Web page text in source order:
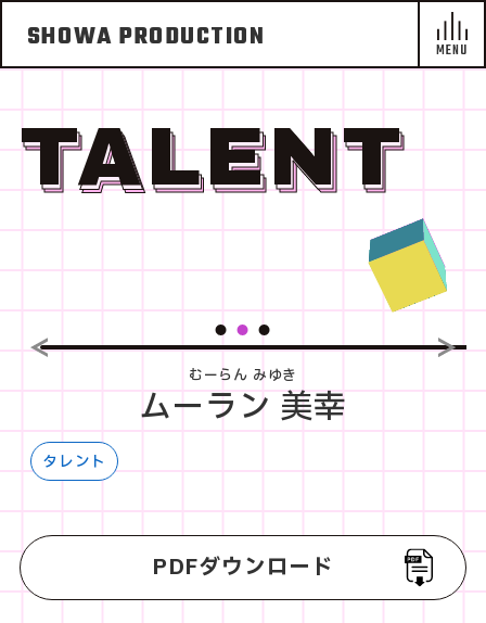
SHOWA PRODUCTION
TALENT
むーらん みゆき
ムーラン 美幸
タレント
PDFダウンロード